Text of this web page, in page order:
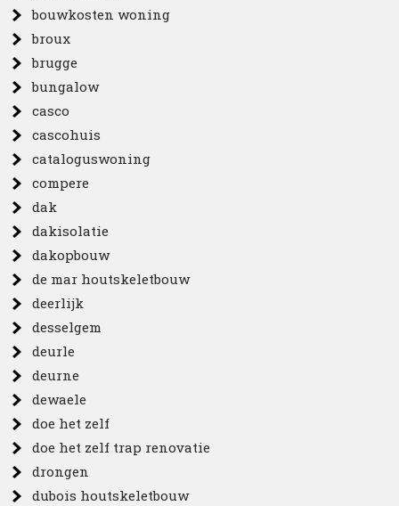
bouwkosten woning
broux
brugge
bungalow
casco
cascohuis
cataloguswoning
compere
dak
dakisolatie
dakopbouw
de mar houtskeletbouw
deerlijk
desselgem
deurle
deurne
dewaele
doe het zelf
doe het zelf trap renovatie
drongen
dubois houtskeletbouw